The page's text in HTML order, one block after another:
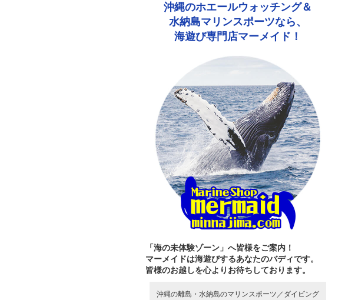
沖縄のホエールウォッチング＆
水納島マリンスポーツなら、
海遊び専門店マーメイド！
「海の未体験ゾーン」へ皆様をご案内！
マーメイドは海遊びするあなたのバディです。
皆様のお越しを心よりお待ちしております。
沖縄の離島・水納島のマリンスポーツ／ ダイビング